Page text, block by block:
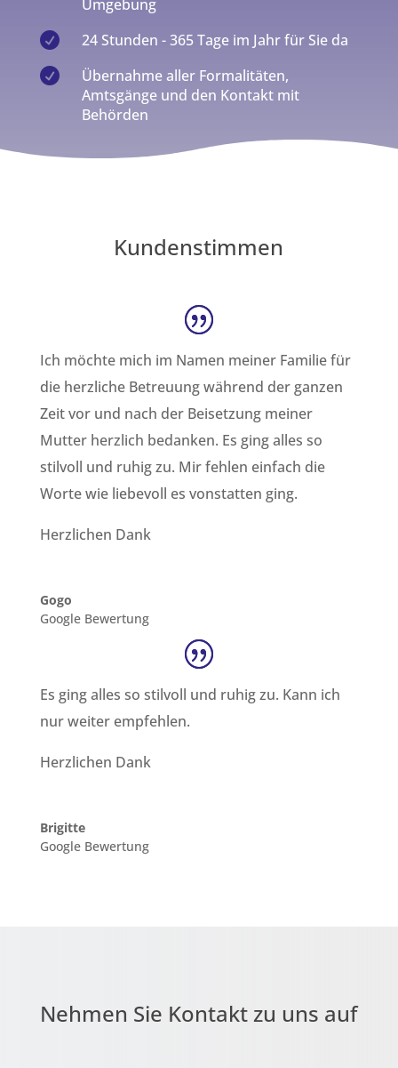
Umgebung

24 Stunden - 365 Tage im Jahr für Sie da

Übernahme aller Formalitäten,
Amtsgänge und den Kontakt mit
Behörden
Kundenstimmen
Ich möchte mich im Namen meiner Familie für
die herzliche Betreuung während der ganzen
Zeit vor und nach der Beisetzung meiner
Mutter herzlich bedanken. Es ging alles so
stilvoll und ruhig zu. Mir fehlen einfach die
Worte wie liebevoll es vonstatten ging.
Herzlichen Dank
Gogo
Google Bewertung
Es ging alles so stilvoll und ruhig zu. Kann ich
nur weiter empfehlen.
Herzlichen Dank
Brigitte
Google Bewertung
Nehmen Sie Kontakt zu uns auf